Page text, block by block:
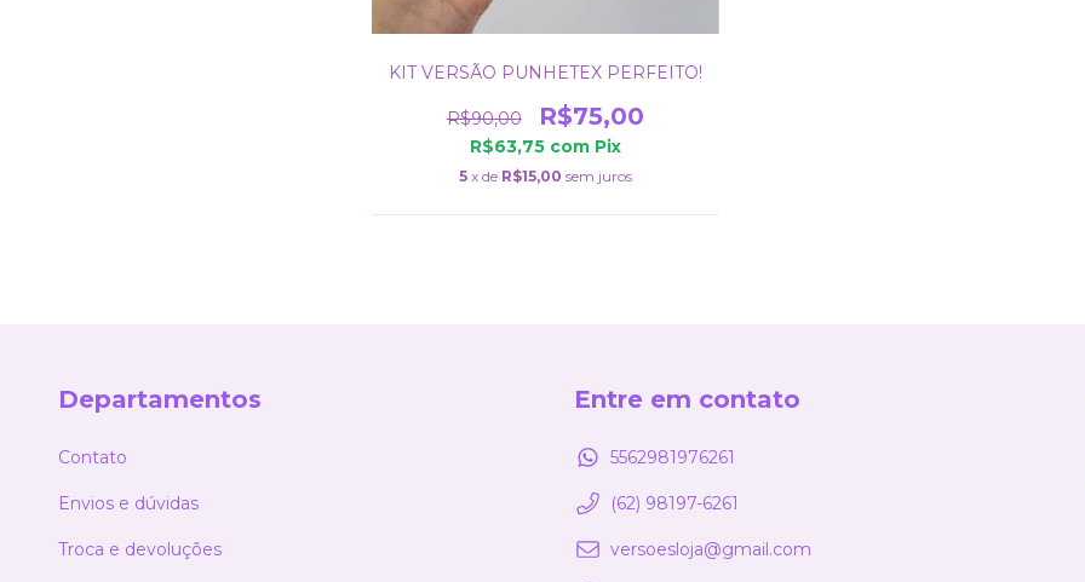
KIT VERSÃO PUNHETEX PERFEITO!
R$90,00 R$75,00
R$63,75 com Pix
5 x de R$15,00 sem juros
Departamentos
Contato
Envios e dúvidas
Troca e devoluções
Entre em contato
5562981976261
(62) 98197-6261
versoesloja@gmail.com